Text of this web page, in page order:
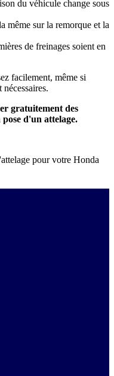
du véhicule change sous
même sur la remorque et la
de freinages soient en
facilement, même si
gratuitement des
d'un attelage.
pour votre Honda